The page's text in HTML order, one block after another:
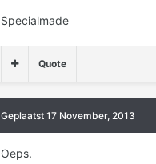
Specialmade
Quote
Geplaatst 17 November, 2013
Oeps.